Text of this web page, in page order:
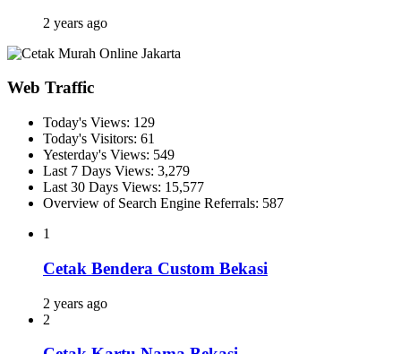
2 years ago
Web Traffic
Today's Views: 129
Today's Visitors: 61
Yesterday's Views: 549
Last 7 Days Views: 3,279
Last 30 Days Views: 15,577
Overview of Search Engine Referrals: 587
1
Cetak Bendera Custom Bekasi
2 years ago
2